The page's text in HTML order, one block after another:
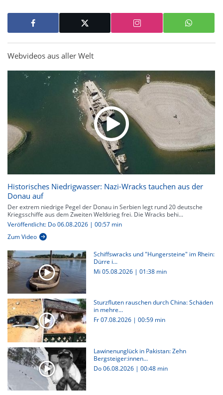
Webvideos aus aller Welt
Historisches Niedrigwasser: Nazi-Wracks tauchen aus der
Donau auf
Der extrem niedrige Pegel der Donau in Serbien legt rund 20 deutsche
Kriegsschiffe aus dem Zweiten Weltkrieg frei. Die Wracks behi...
Veröffentlicht: Do 06.08.2026 | 00:57 min
Zum Video
Schiffswracks und "Hungersteine" im Rhein:
Dürre i...
Mi 05.08.2026 | 01:38 min
Sturzfluten rauschen durch China: Schäden
in mehre...
Fr 07.08.2026 | 00:59 min
Lawinenunglück in Pakistan: Zehn
Bergsteiger:innen...
Do 06.08.2026 | 00:48 min